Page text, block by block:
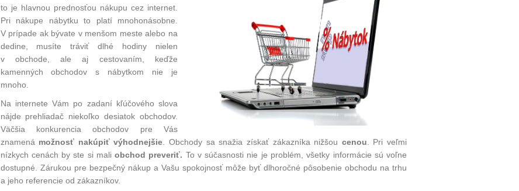
to je hlavnou prednosťou nákupu cez internet.
Pri nákupe nábytkuto platí mnohonásobne.
V prípade ak bývate v menšom meste alebo na
dedine, musíte tráviť dlhé hodiny nielen
v obchode, ale aj cestovaním, keďže
kamenných obchodov s nábytkom nie je
mnoho.
Na internete Vám po zadaní kľúčového slova
nájde prehliadač niekoľko desiatok obchodov.
Väčšia konkurencia obchodov pre Vás
znamená možnosť nakúpiť výhodnejšie . Obchody sa snažia získať zákazníka nižšou cenou . Pri veľmi
nízkych cenách by ste si maliobchod preveriť. To v súčasnosti nie je problém, všetky informácie sú voľne
dostupné. Zárukou pre bezpečný nákup a Vašu spokojnosť môže byť dlhoročné pôsobenie obchodu na trhu
a jeho referencie od zákazníkov.